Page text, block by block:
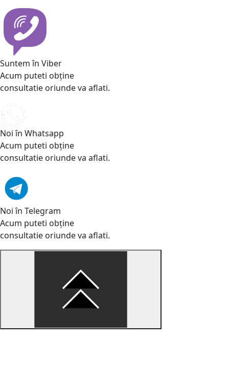
Suntem în Viber
Acum puteti obține
consultatie oriunde va aflati.
Noi în Whatsapp
Acum puteti obține
consultatie oriunde va aflati.
Noi în Telegram
Acum puteti obține
consultatie oriunde va aflati.